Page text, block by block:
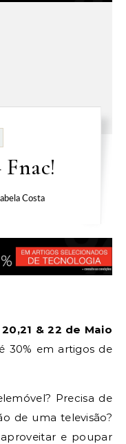
Fnac!
Costa
20,21 & 22 de Maio
30% em artigos de
Precisa de
de uma televisão?
e poupar